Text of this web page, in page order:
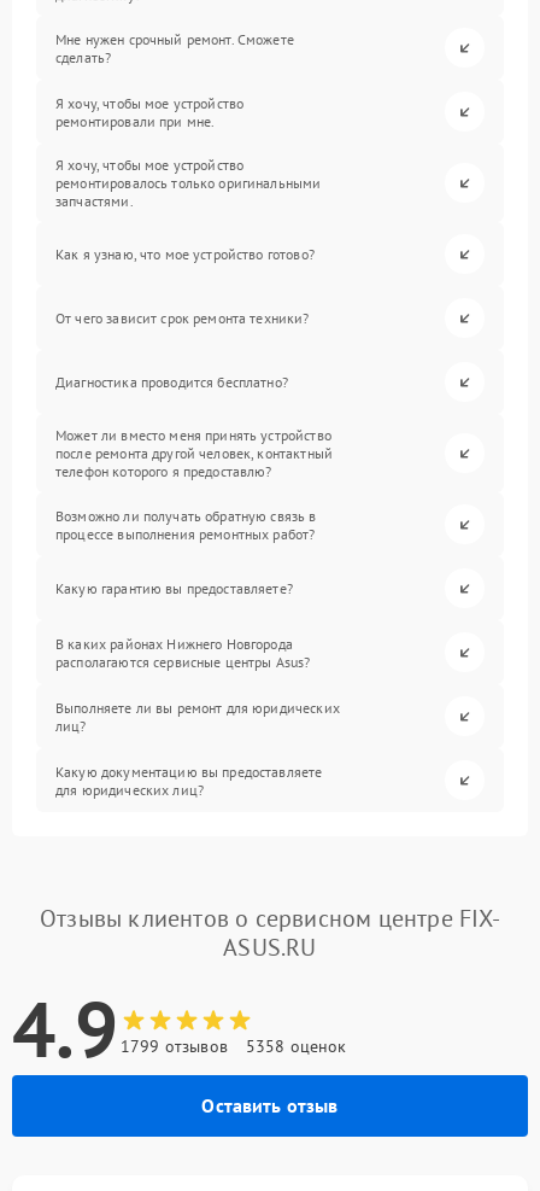
Мне нужен срочный ремонт. Сможете
сделать?
Я хочу, чтобы мое устройство
ремонтировали при мне.
Я хочу, чтобы мое устройство
ремонтировалось только оригинальными
запчастями.
Как я узнаю, что мое устройство готово?
От чего зависит срок ремонта техники?
Диагностика проводится бесплатно?
Может ли вместо меня принять устройство
после ремонта другой человек, контактный
телефон которого я предоставлю?
Возможно ли получать обратную связь в
процессе выполнения ремонтных работ?
Какую гарантию вы предоставляете?
В каких районах Нижнего Новгорода
располагаются сервисные центры Asus?
Выполняете ли вы ремонт для юридических
лиц?
Какую документацию вы предоставляете
для юридических лиц?
Отзывы клиентов о сервисном центре FIX-
ASUS.RU
4.9 1799 отзывов 5358 оценок
Оставить отзыв